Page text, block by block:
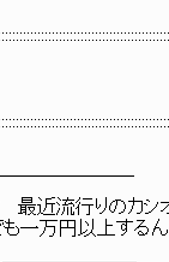
￣￣
シオミニ
よな。よ